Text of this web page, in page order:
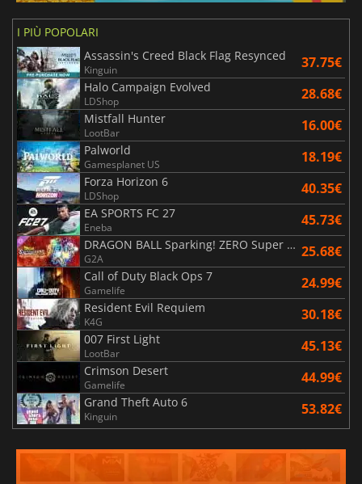
I PIÙ POPOLARI
Assassin's Creed Black Flag Resynced
Kinguin 37.75€
Halo Campaign Evolved
LDShop 28.68€
Mistfall Hunter
LootBar 16.00€
Palworld
Gamesplanet US 18.19€
Forza Horizon 6
LDShop 40.35€
EA SPORTS FC 27
Eneba 45.73€
DRAGON BALL Sparking! ZERO Super Limit Breaking NEO
G2A 25.68€
Call of Duty Black Ops 7
Gamelife 24.99€
Resident Evil Requiem
K4G 30.18€
007 First Light
LootBar 45.13€
Crimson Desert
Gamelife 44.99€
Grand Theft Auto 6
Kinguin 53.82€